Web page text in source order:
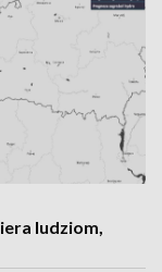
ludziom,